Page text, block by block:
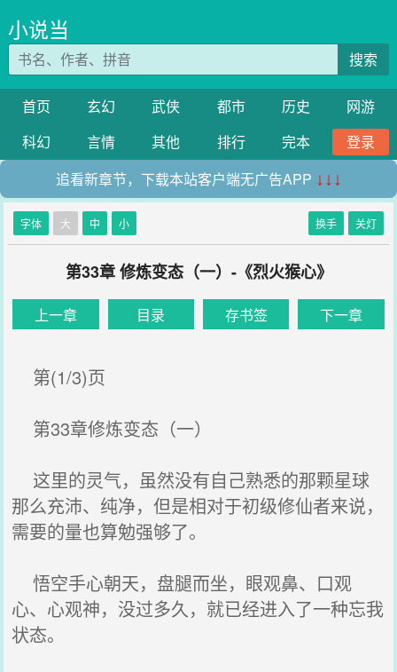
小说当
搜索
首页 玄幻 武侠 都市 历史
网游
科幻
言情 其他 排行 完本
登录
追看新章节，下载本站客户端无广告APP ↓↓↓
字体 大 中 小 换手 关灯
第33章 修炼变态（一）-《烈火猴心》
上一章 目录 存书签 下一章
第(1/3)页
第33章修炼变态（一）
这里的灵气，虽然没有自己熟悉的那颗星球
那么充沛、纯净，但是相对于初级修仙者来说，
需要的量也算勉强够了。
悟空手心朝天，盘腿而坐，眼观鼻、口观
心、心观神，没过多久，就已经进入了一种忘我
状态。